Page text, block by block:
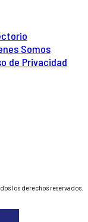
Somos
de Privacidad
los derechos reservados.